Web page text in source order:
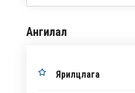
Ангилал
Ярилцлага